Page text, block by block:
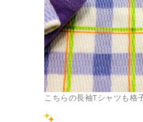
こちらの長袖Tシャツも格